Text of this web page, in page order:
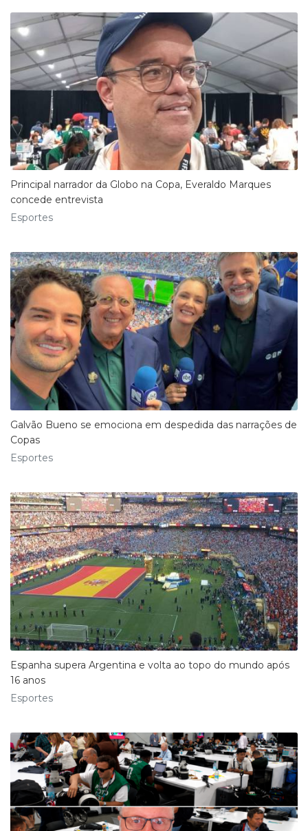
Principal narrador da Globo na Copa, Everaldo Marques
concede entrevista
Esportes
Galvão Bueno se emociona em despedida das narrações de
Copas
Esportes
Espanha supera Argentina e volta ao topo do mundo após
16 anos
Esportes